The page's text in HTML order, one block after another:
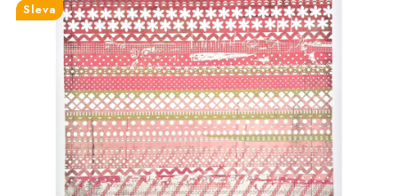
OBLÍBENÉ ♥️
FOTORECENZE
MOJE OBJEDNÁVKA
ZNAČKY
Sleva